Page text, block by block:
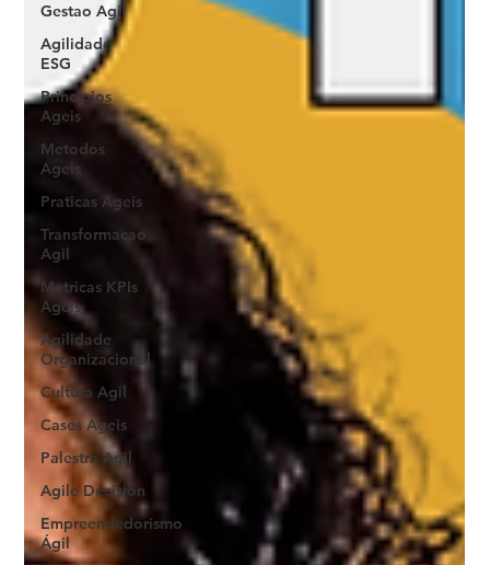
Gestao Agil
Agilidade
ESG
Principios
Ageis
Metodos
Ageis
Praticas Ageis
Transformacao
Agil
Metricas KPIs
Ageis
Agilidade
Organizacional
Cultura Agil
Cases Ageis
Palestra Agil
Agile Decision
Empreendedorismo
Ágil